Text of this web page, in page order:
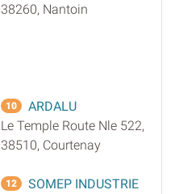
38260, Nantoin
10
ARDALU
Le Temple Route Nle 522,
38510, Courtenay
12
SOMEP INDUSTRIE